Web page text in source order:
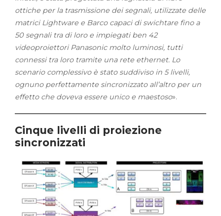
ottiche per la trasmissione dei segnali, utilizzate delle
matrici Lightware e Barco capaci di swichtare fino a
50 segnali tra di loro e impiegati ben 42
videoproiettori Panasonic molto luminosi, tutti
connessi tra loro tramite una rete ethernet. Lo
scenario complessivo è stato suddiviso in 5 livelli,
ognuno perfettamente sincronizzato all’altro per un
effetto che doveva essere unico e maestoso».
Cinque livelli di proiezione
sincronizzati